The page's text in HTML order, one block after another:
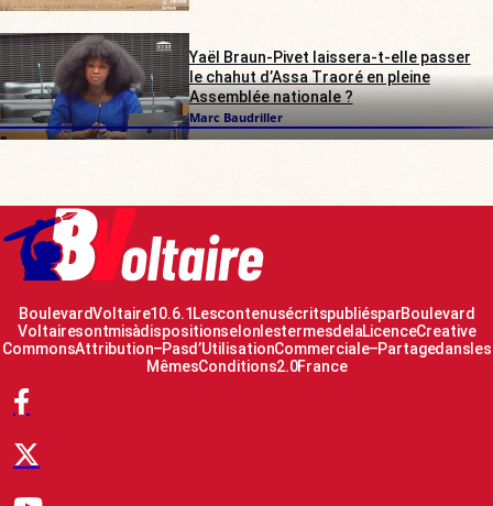
Yaël Braun-Pivet laissera-t-elle passer
le chahut d’Assa Traoré en pleine
Assemblée nationale ?
Marc Baudriller
Boulevard Voltaire 10.6.1 Les contenus écrits publiés par Boulevard
Voltaire sont mis à disposition selon les termes de la Licence Creative
Commons Attribution – Pas d’Utilisation Commerciale – Partage dans les
Mêmes Conditions 2.0 France